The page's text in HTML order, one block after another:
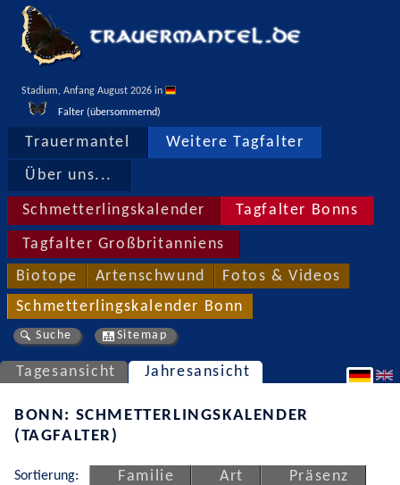
Stadium, Anfang August 2026 in
Falter (übersommernd)
Trauermantel Weitere Tagfalter
Über uns...
Schmetterlingskalender Tagfalter Bonns
Tagfalter Großbritanniens
Biotope Artenschwund Fotos & Videos
Schmetterlingskalender Bonn
Suche Sitemap
Tagesansicht Jahresansicht
BONN: SCHMETTERLINGSKALENDER
(TAGFALTER)
Sortierung: Familie Art
Präsenz